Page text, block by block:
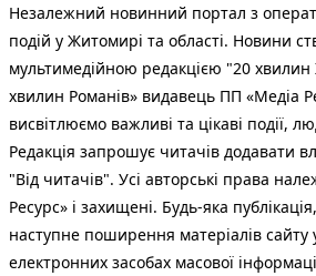
Незалежний новинний портал з
подій у Житомирі та області. Новини
мультимедійною редакцією "20
хвилин Романів» видавець ПП «Медіа
висвітлюємо важливі та цікаві події,
Редакція запрошує читачів додавати
"Від читачів". Усі авторські права
Ресурс» і захищені. Будь-яка
наступне поширення матеріалів сайту
електронних засобах масової